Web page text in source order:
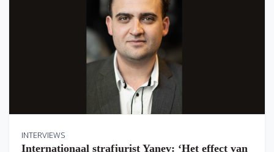
INTERVIEWS
Internationaal strafjurist Yanev: ‘Het effect van